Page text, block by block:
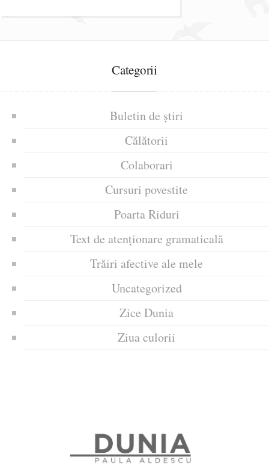
Categorii
Buletin de știri
Călătorii
Colaborari
Cursuri povestite
Poarta Riduri
Text de atenționare gramaticală
Trăiri afective ale mele
Uncategorized
Zice Dunia
Ziua culorii